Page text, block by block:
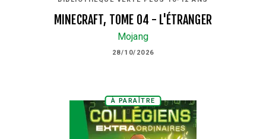
MINECRAFT, TOME 04 - L'ÉTRANGER
Mojang
28/10/2026
À PARAÎTRE